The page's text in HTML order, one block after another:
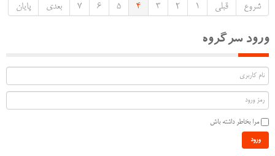
شروع
قبلی 1
2
3
4
5
6
7 بعدی پایان
ورود سرگروه
مرا بخاطر داشته باش
ورود